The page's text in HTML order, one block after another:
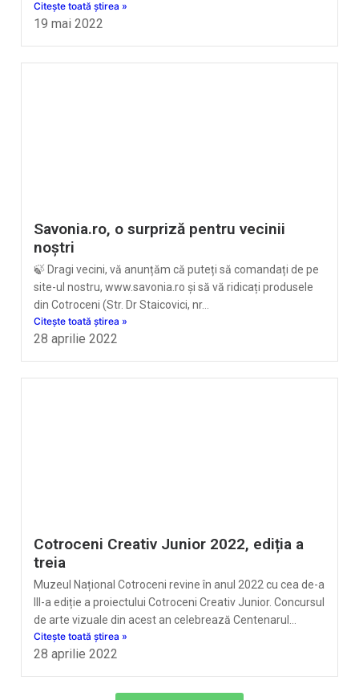
Citește toată știrea »
19 mai 2022
Savonia.ro, o surpriză pentru vecinii
noștri
🍃 Dragi vecini, vă anunțăm că puteți să comandați de pe
site-ul nostru, www.savonia.ro și să vă ridicați produsele
din Cotroceni (Str. Dr Staicovici, nr…
Citește toată știrea »
28 aprilie 2022
Cotroceni Creativ Junior 2022, ediția a
treia
Muzeul Național Cotroceni revine în anul 2022 cu cea de-a
III-a ediție a proiectului Cotroceni Creativ Junior. Concursul
de arte vizuale din acest an celebrează Centenarul…
Citește toată știrea »
28 aprilie 2022